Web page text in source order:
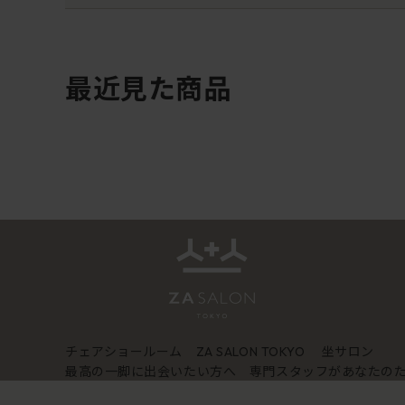
最近見た商品
チェアショールーム ZA SALON TOKYO
坐サロン
最高の一脚に出会いたい方へ 専門スタッフがあなたの